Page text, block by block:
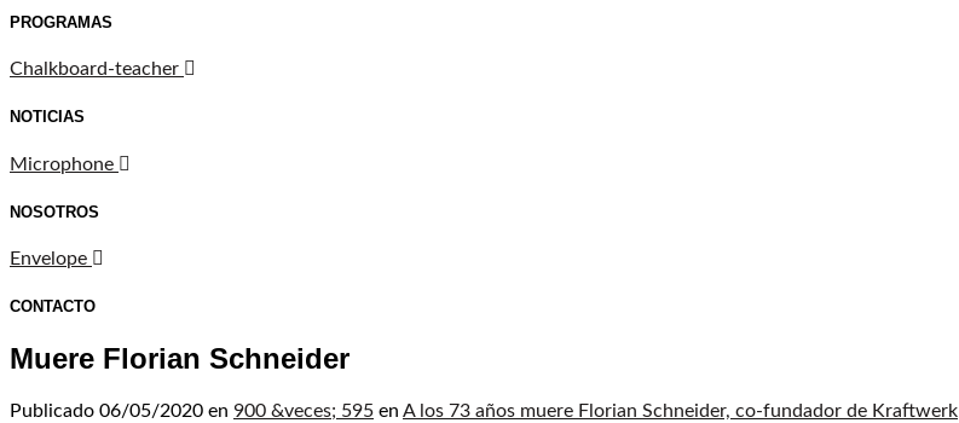
PROGRAMAS
Chalkboard-teacher
NOTICIAS
Microphone
NOSOTROS
Envelope
CONTACTO
Muere Florian Schneider
Publicado 06/05/2020 en 900 &veces; 595 en A los 73 años muere Florian Schneider, co-fundador de Kraftwerk